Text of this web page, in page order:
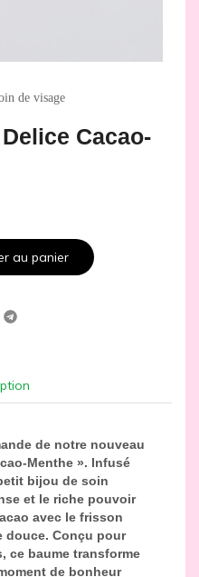
de visage
Cacao-
au panier
de notre nouveau
Menthe ». Infusé
bijou de soin
et le riche pouvoir
avec le frisson
douce. Conçu pour
ce baume transforme
de bonheur